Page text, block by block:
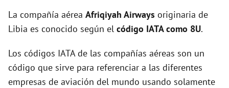
La compañía aérea Afriqiyah Airways originaria de
Libia es conocido según el código IATA como 8U.
Los códigos IATA de las compañías aéreas son un
código que sirve para referenciar a las diferentes
empresas de aviación del mundo usando solamente